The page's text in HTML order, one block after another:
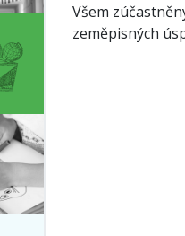
Všem
zeměpisných